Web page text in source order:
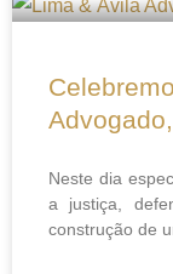
Neste dia
a justiça,
construção de